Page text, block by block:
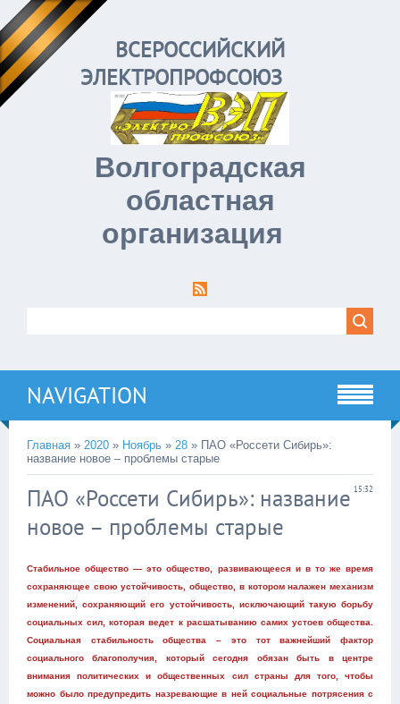
ВСЕРОССИЙСКИЙ
ЭЛЕКТРОПРОФСОЮЗ
Волгоградская
областная
организация
NAVIGATION
Главная » 2020 » Ноябрь » 28 » ПАО «Россети Сибирь»:
название новое – проблемы старые
15:32
ПАО «Россети Сибирь»: название
новое – проблемы старые
Стабильное общество — это общество, развивающееся и в то же время
сохраняющее свою устойчивость, общество, в котором налажен механизм
изменений, сохраняющий его устойчивость, исключающий такую борьбу
социальных сил, которая ведет к расшатыванию самих устоев общества.
Социальная стабильность общества – это тот важнейший фактор
социального благополучия, который сегодня обязан быть в центре
внимания политических и общественных сил страны для того, чтобы
можно было предупредить назревающие в ней социальные потрясения с